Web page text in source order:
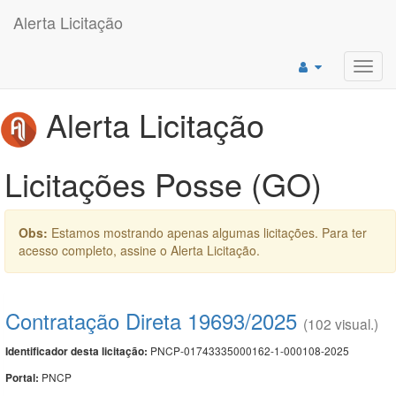
Alerta Licitação
Alerta Licitação
Licitações Posse (GO)
Obs: Estamos mostrando apenas algumas licitações. Para ter
acesso completo, assine o Alerta Licitação.
Contratação Direta 19693/2025 (102 visual.)
Identificador desta licitação: PNCP-01743335000162-1-000108-2025
Portal: PNCP